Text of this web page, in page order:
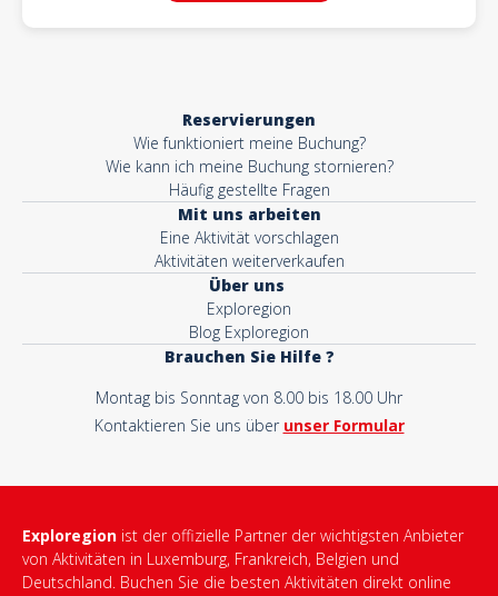
Reservierungen
Wie funktioniert meine Buchung?
Wie kann ich meine Buchung stornieren?
Häufig gestellte Fragen
Mit uns arbeiten
Eine Aktivität vorschlagen
Aktivitäten weiterverkaufen
Über uns
Exploregion
Blog Exploregion
Brauchen Sie Hilfe ?
Montag bis Sonntag von 8.00 bis 18.00 Uhr
Kontaktieren Sie uns über unser Formular
Exploregion ist der offizielle Partner der wichtigsten Anbieter
von Aktivitäten in Luxemburg, Frankreich, Belgien und
Deutschland. Buchen Sie die besten Aktivitäten direkt online